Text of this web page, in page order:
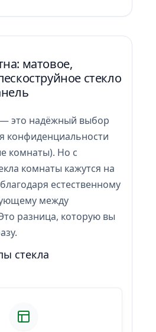
матовое,
стекло
— это надёжный выбор
конфиденциальности
комнаты). Но с
комнаты кажутся на
естественному
между
разница, которую вы
стекла